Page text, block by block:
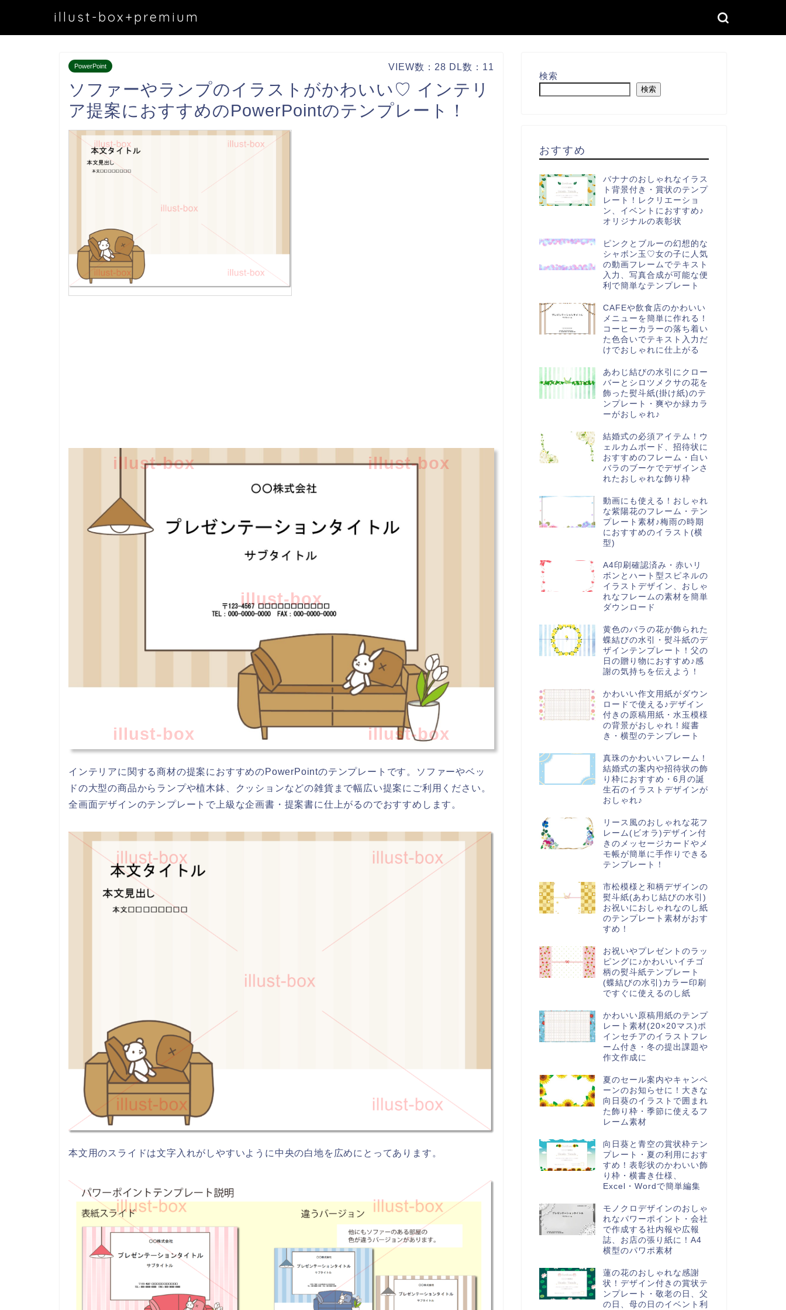
illust-box+premium
PowerPoint VIEW数：28 DL数：11
ソファーやランプのイラストがかわいい♡ インテリ
ア提案におすすめのPowerPointのテンプレート！
illust-box
illust-box illust-box
illust-box illust-box
インテリアに関する商材の提案におすすめのPowerPointのテンプレートです。ソファーやベッ
ドの大型の商品からランプや植木鉢、クッションなどの雑貨まで幅広い提案にご利用ください。
全画面デザインのテンプレートで上級な企画書・提案書に仕上がるのでおすすめします。
本文用のスライドは文字入れがしやすいように中央の白地を広めにとってあります。
検索
検索
おすすめ
バナナのおしゃれなイラス
ト背景付き・賞状のテンプ
レート！レクリエーショ
ン、イベントにおすすめ♪
オリジナルの表彰状
ピンクとブルーの幻想的な
シャボン玉♡女の子に人気
の動画フレームでテキスト
入力、写真合成が可能な便
利で簡単なテンプレート
CAFEや飲食店のかわいい
メニューを簡単に作れる！
コーヒーカラーの落ち着い
た色合いでテキスト入力だ
けでおしゃれに仕上がる
あわじ結びの水引にクロー
バーとシロツメクサの花を
飾った熨斗紙(掛け紙)のテ
ンプレート・爽やか緑カラ
ーがおしゃれ♪
結婚式の必須アイテム！ウ
ェルカムボード、招待状に
おすすめのフレーム・白い
バラのブーケでデザインさ
れたおしゃれな飾り枠
動画にも使える！おしゃれ
な紫陽花のフレーム・テン
プレート素材♪梅雨の時期
におすすめのイラスト(横
型)
A4印刷確認済み・赤いリ
ボンとハート型スピネルの
イラストデザイン、おしゃ
れなフレームの素材を簡単
ダウンロード
黄色のバラの花が飾られた
蝶結びの水引・熨斗紙のデ
ザインテンプレート！父の
日の贈り物におすすめ♪感
謝の気持ちを伝えよう！
かわいい作文用紙がダウン
ロードで使える♪デザイン
付きの原稿用紙・水玉模様
の背景がおしゃれ！縦書
き・横型のテンプレート
真珠のかわいいフレーム！
結婚式の案内や招待状の飾
り枠におすすめ・6月の誕
生石のイラストデザインが
おしゃれ♪
リース風のおしゃれな花フ
レーム(ビオラ)デザイン付
きのメッセージカードやメ
モ帳が簡単に手作りできる
テンプレート！
市松模様と和柄デザインの
熨斗紙(あわじ結びの水引)
お祝いにおしゃれなのし紙
のテンプレート素材がおす
すめ！
お祝いやプレゼントのラッ
ピングに♪かわいいイチゴ
柄の熨斗紙テンプレート
(蝶結びの水引)カラー印刷
ですぐに使えるのし紙
かわいい原稿用紙のテンプ
レート素材(20×20マス)ポ
インセチアのイラストフレ
ーム付き・冬の提出課題や
作文作成に
夏のセール案内やキャンペ
ーンのお知らせに！大きな
向日葵のイラストで囲まれ
た飾り枠・季節に使えるフ
レーム素材
向日葵と青空の賞状枠テン
プレート・夏の利用におす
すめ！表彰状のかわいい飾
り枠・横書き仕様、
Excel・Wordで簡単編集
モノクロデザインのおしゃ
れなパワーポイント・会社
で作成する社内報や広報
誌、お店の張り紙に！A4
横型のパワポ素材
蓮の花のおしゃれな感謝
状！デザイン付きの賞状テ
ンプレート・敬老の日、父
の日、母の日のイベント利